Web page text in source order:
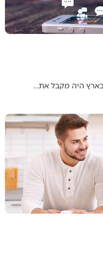
היה מקבל את…